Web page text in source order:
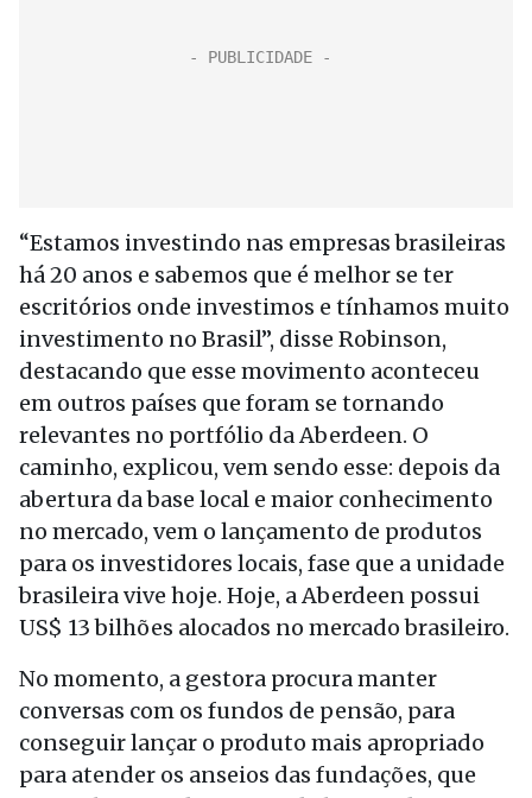
“Estamos investindo nas empresas brasileiras
há 20 anos e sabemos que é melhor se ter
escritórios onde investimos e tínhamos muito
investimento no Brasil”, disse Robinson,
destacando que esse movimento aconteceu
em outros países que foram se tornando
relevantes no portfólio da Aberdeen. O
caminho, explicou, vem sendo esse: depois da
abertura da base local e maior conhecimento
no mercado, vem o lançamento de produtos
para os investidores locais, fase que a unidade
brasileira vive hoje. Hoje, a Aberdeen possui
US$ 13 bilhões alocados no mercado brasileiro.
No momento, a gestora procura manter
conversas com os fundos de pensão, para
conseguir lançar o produto mais apropriado
para atender os anseios das fundações, que